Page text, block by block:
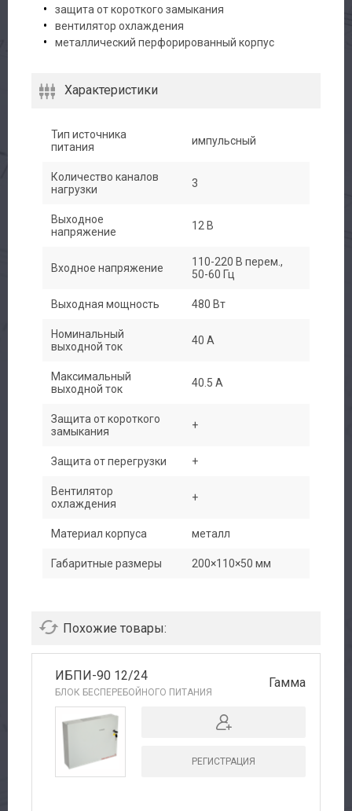
Производители
Доставка
защита от короткого замыкания
вентилятор охлаждения
металлический перфорированный корпус
Характеристики
Тип источника
питания
импульсный
Количество каналов
нагрузки
3
Выходное
напряжение
12 В
Входное напряжение
110-220 В перем.,
50-60 Гц
Выходная мощность 480 Вт
Номинальный
выходной ток
40 A
Максимальный
выходной ток
40.5 A
Защита от короткого
замыкания
+
Защита от перегрузки +
Вентилятор
охлаждения
+
Материал корпуса металл
Габаритные размеры 200×110×50 мм
Похожие товары:
ИБПИ-90 12/24
БЛОК БЕСПЕРЕБОЙНОГО ПИТАНИЯ
Гамма
РЕГИСТРАЦИЯ